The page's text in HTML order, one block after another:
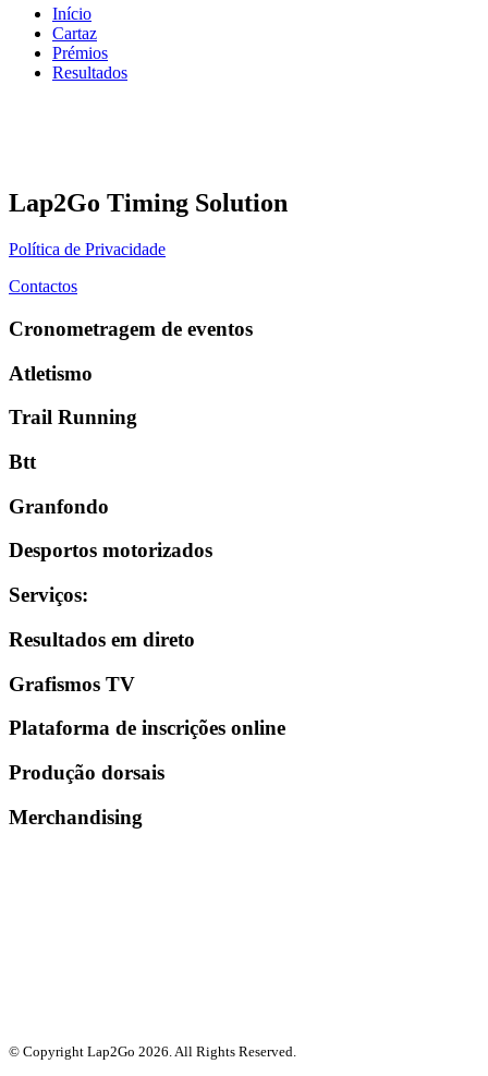
Início
Cartaz
Prémios
Resultados
Lap2Go Timing Solution
Política de Privacidade
Contactos
Cronometragem de eventos
Atletismo
Trail Running
Btt
Granfondo
Desportos motorizados
Serviços:
Resultados em direto
Grafismos TV
Plataforma de inscrições online
Produção dorsais
Merchandising
© Copyright Lap2Go 2026. All Rights Reserved.